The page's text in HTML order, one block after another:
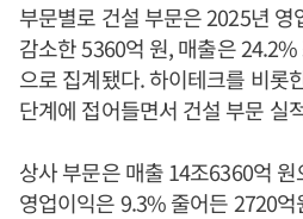
부문별로 건설 부문은 2025년
감소한 5360억 원, 매출은
으로 집계됐다. 하이테크를 비롯
단계에 접어들면서 건설 부문 실
상사 부문은 매출 14조6360억
영업이익은 9.3% 줄어든 2720억